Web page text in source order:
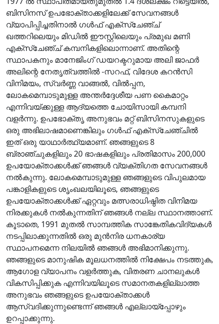
ബിസിനസ് ഉപഭോക്താക്കളിലേക്ക് സേവനങ്ങൾ
വ്യാപിപ്പിച്ചതിനാൽ ഗൾഫ് എക്സ്ചേഞ്ച്
ഖത്തറിലെയും മിഡിൽ ഈസ്റ്റിലെയും പ്രമുഖ മണി
എക്സ്ചേഞ്ച് കമ്പനികളിലൊന്നാണ്. അതിന്റെ
സ്ഥാപകനും മാനേജിംഗ് ഡയറക്ടറുമായ അലി ജാഫർ
അലിന്റെ നേതൃത്വത്തിൽ -സറഫ്, വിദേശ കറൻസി
വിനിമയം, സ്വർണ്ണ വാങ്ങൽ, വിൽപ്പന,
ലോകമെമ്പാടുമുള്ള അന്തർദ്ദേശീയ പണ കൈമാറ്റം
എന്നിവയ്ക്കുള്ള ആദ്യത്തെ ചോയിസായി കമ്പനി
വളർന്നു. ഉപഭോക്തൃ അനുഭവം മറ്റ് ബിസിനസുകളുടെ
ഒരു അഭിലാഷമാണെങ്കിലും ഗൾഫ് എക്സ്ചേഞ്ചിൽ
ഇത് ഒരു യാഥാർത്ഥ്യമാണ്. ഞങ്ങളുടെ 8
ബ്രാഞ്ചുകളിലും 20 ഭാഷകളിലും പ്രതിമാസം 200,000
ഉപയോക്താക്കൾക്ക് ഞങ്ങൾ വ്യക്തിഗത സേവനങ്ങൾ
നൽകുന്നു. ലോകമെമ്പാടുമുള്ള ഞങ്ങളുടെ വിപുലമായ
പങ്കാളികളുടെ ശൃംഖലയിലൂടെ, ഞങ്ങളുടെ
ഉപയോക്താക്കൾക്ക് ഏറ്റവും മത്സരാധിഷ്ഠിത വിനിമയ
നിരക്കുകൾ നൽകുന്നതിന് ഞങ്ങൾ നല്ല സ്ഥാനത്താണ്.
കൂടാതെ, 1991 മുതൽ സാമ്പത്തിക സാങ്കേതികവിദ്യകൾ
നടപ്പിലാക്കുന്നതിൽ ഒരു മുൻ‌നിര ധനകാര്യ
സ്ഥാപനമെന്ന നിലയിൽ ഞങ്ങൾ അഭിമാനിക്കുന്നു.
ഞങ്ങളുടെ മാനുഷിക മൂലധനത്തിൽ നിക്ഷേപം നടത്തുക,
ആഗോള വ്യാപനം വളർത്തുക, വിതരണ ചാനലുകൾ
വികസിപ്പിക്കുക എന്നിവയിലൂടെ സമാനതകളില്ലാത്ത
അനുഭവം ഞങ്ങളുടെ ഉപയോക്താക്കൾ
ആസ്വദിക്കുന്നുണ്ടെന്ന് ഞങ്ങൾ എല്ലായ്പ്പോഴും
ഉറപ്പാക്കുന്നു.